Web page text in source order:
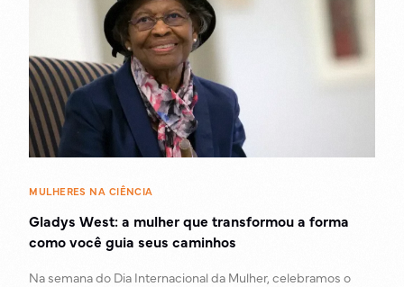
MULHERES NA CIÊNCIA
Gladys West: a mulher que transformou a forma
como você guia seus caminhos
Na semana do Dia Internacional da Mulher, celebramos o